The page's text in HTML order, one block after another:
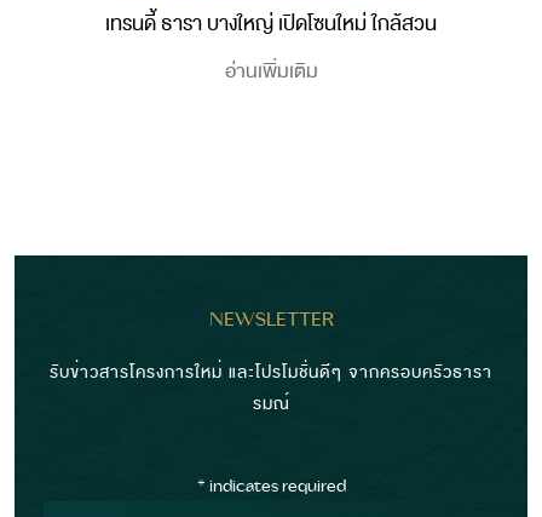
เทรนดี้ ธารา บางใหญ่ เปิดโซนใหม่ ใกล้สวน
อ่านเพิ่มเติม
NEWSLETTER
รับข่าวสารโครงการใหม่ และโปรโมชั่นดีๆ จากครอบครัวธารา
รมณ์
* indicates required